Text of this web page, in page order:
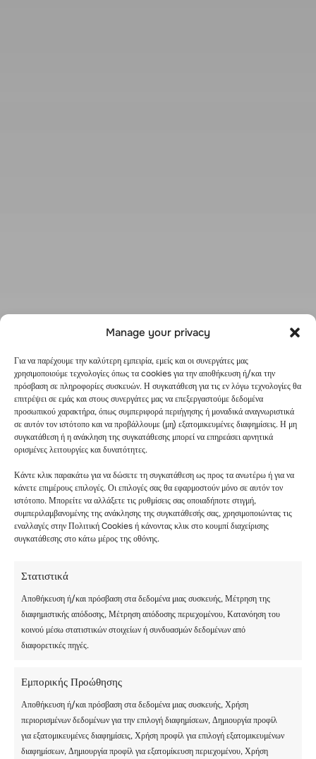
Manage your privacy
Για να παρέχουμε την καλύτερη εμπειρία, εμείς και οι συνεργάτες μας
χρησιμοποιούμε τεχνολογίες όπως τα cookies για την αποθήκευση ή/και την
πρόσβαση σε πληροφορίες συσκευών. Η συγκατάθεση για τις εν λόγω τεχνολογίες θα
επιτρέψει σε εμάς και στους συνεργάτες μας να επεξεργαστούμε δεδομένα
προσωπικού χαρακτήρα, όπως συμπεριφορά περιήγησης ή μοναδικά αναγνωριστικά
σε αυτόν τον ιστότοπο και να προβάλλουμε (μη) εξατομικευμένες διαφημίσεις. Η μη
συγκατάθεση ή η ανάκληση της συγκατάθεσης μπορεί να επηρεάσει αρνητικά
ορισμένες λειτουργίες και δυνατότητες.
Κάντε κλικ παρακάτω για να δώσετε τη συγκατάθεση ως προς τα ανωτέρω ή για να
κάνετε επιμέρους επιλογές. Οι επιλογές σας θα εφαρμοστούν μόνο σε αυτόν τον
ιστότοπο. Μπορείτε να αλλάξετε τις ρυθμίσεις σας οποιαδήποτε στιγμή,
συμπεριλαμβανομένης της ανάκλησης της συγκατάθεσής σας, χρησιμοποιώντας τις
εναλλαγές στην Πολιτική Cookies ή κάνοντας κλικ στο κουμπί διαχείρισης
συγκατάθεσης στο κάτω μέρος της οθόνης.
Στατιστικά
Αποθήκευση ή/και πρόσβαση στα δεδομένα μιας συσκευής, Μέτρηση της
διαφημιστικής απόδοσης, Μέτρηση απόδοσης περιεχομένου, Κατανόηση του
κοινού μέσω στατιστικών στοιχείων ή συνδυασμών δεδομένων από
διαφορετικές πηγές.
Εμπορικής Προώθησης
Αποθήκευση ή/και πρόσβαση στα δεδομένα μιας συσκευής, Χρήση
περιορισμένων δεδομένων για την επιλογή διαφημίσεων, Δημιουργία προφίλ
για εξατομικευμένες διαφημίσεις, Χρήση προφίλ για επιλογή εξατομικευμένων
διαφημίσεων, Δημιουργία προφίλ για εξατομίκευση περιεχομένου, Χρήση